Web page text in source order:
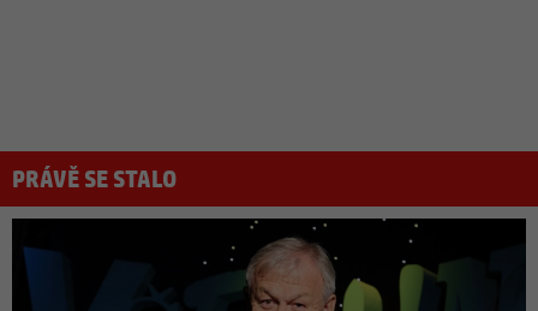
PRÁVĚ SE STALO